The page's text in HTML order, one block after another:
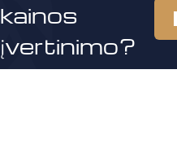
kainos
įvertinimo?